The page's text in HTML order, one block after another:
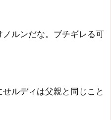
ルンだな。ブチギレる可
ルディは父親と同じこと